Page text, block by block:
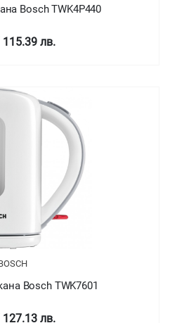
Bosch TWK4P440
лв.
Bosch TWK7601
лв.